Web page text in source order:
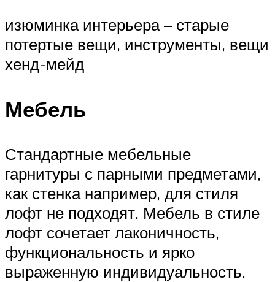
изюминка интерьера – старые
потертые вещи, инструменты, вещи
хенд-мейд
Мебель
Стандартные мебельные
гарнитуры с парными предметами,
как стенка например, для стиля
лофт не подходят. Мебель в стиле
лофт сочетает лаконичность,
функциональность и ярко
выраженную индивидуальность.